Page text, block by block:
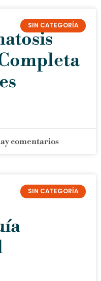
SIN CATEGORÍA
comentarios
SIN CATEGORÍA